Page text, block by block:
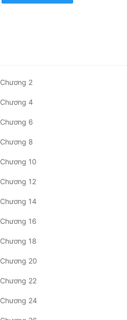
Chương 2
Chương 4
Chương 6
Chương 8
Chương 10
Chương 12
Chương 14
Chương 16
Chương 18
Chương 20
Chương 22
Chương 24